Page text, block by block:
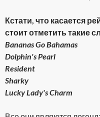
Кстати, что касается
стоит отметить такие
Bananas Go Bahamas
Dolphin's Pearl
Resident
Sharky
Lucky Lady's Charm